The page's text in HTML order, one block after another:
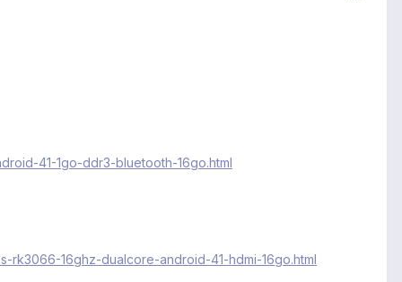
41-1go-ddr3-bluetooth-16go.html
16ghz-dualcore-android-41-hdmi-16go.html